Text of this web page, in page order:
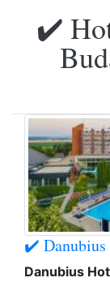
✔️
✔️
Danubius